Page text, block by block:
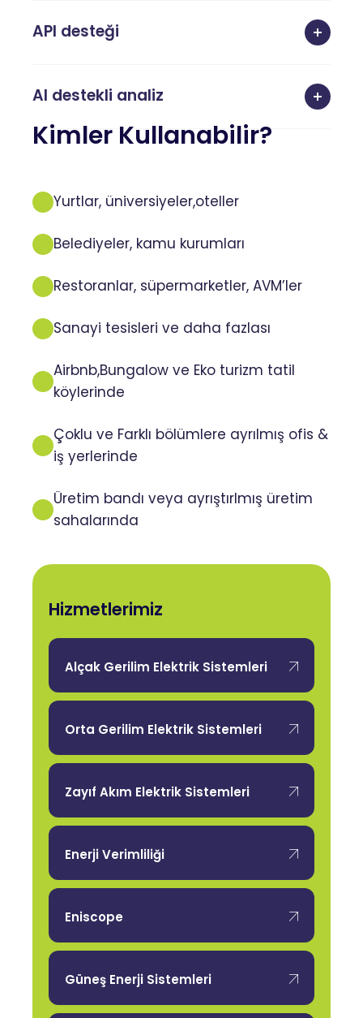
Hizmetlerimiz
Alçak Gerilim Elektrik Sistemleri
Orta Gerilim Elektrik Sistemleri
Zayıf Akım Elektrik Sistemleri
Enerji Verimliliği
Eniscope
Güneş Enerji Sistemleri
API desteği
AI destekli analiz
Kimler Kullanabilir?
Yurtlar, üniversiyeler,oteller
Belediyeler, kamu kurumları
Restoranlar, süpermarketler, AVM’ler
Sanayi tesisleri ve daha fazlası
Airbnb,Bungalow ve Eko turizm tatil
köylerinde
Çoklu ve Farklı bölümlere ayrılmış ofis &
iş yerlerinde
Üretim bandı veya ayrıştırlmış üretim
sahalarında